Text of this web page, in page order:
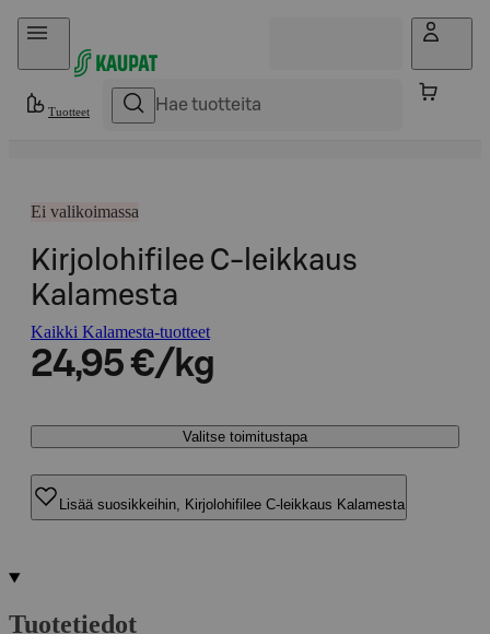
Hyppää sisältöön
Tuotteet
Ei valikoimassa
Kirjolohifilee C-leikkaus
Kalamesta
Kaikki Kalamesta-tuotteet
24,95 €/kg
Valitse toimitustapa
Lisää suosikkeihin, Kirjolohifilee C-leikkaus Kalamesta
Tuotetiedot